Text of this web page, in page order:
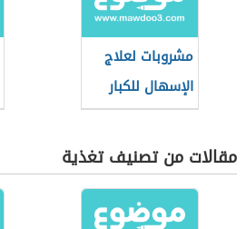
مشروبات لعلاج
الإسهال للكبار
مقالات من تصنيف تغذية